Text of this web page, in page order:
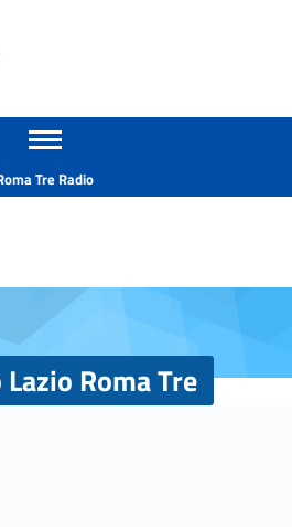
Apri il menu secondario
Tre Radio
Roma Tre